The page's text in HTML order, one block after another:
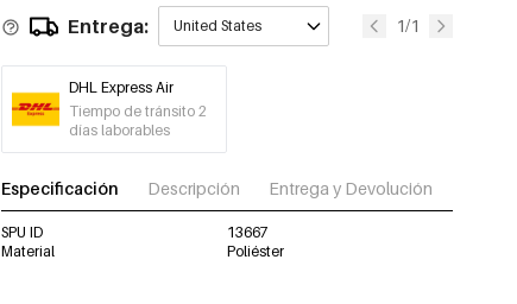
Entrega: United States 1/1
DHL Express Air
Tiempo de tránsito 2
días laborables
Especificación Descripción Entrega y Devolución
SPU ID
13667
Material
Poliéster